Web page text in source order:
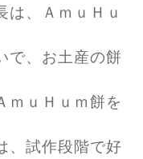
は、ＡｍｕＨｕ
お土産の餅
Ｈｕｍ餅を
作段階で好